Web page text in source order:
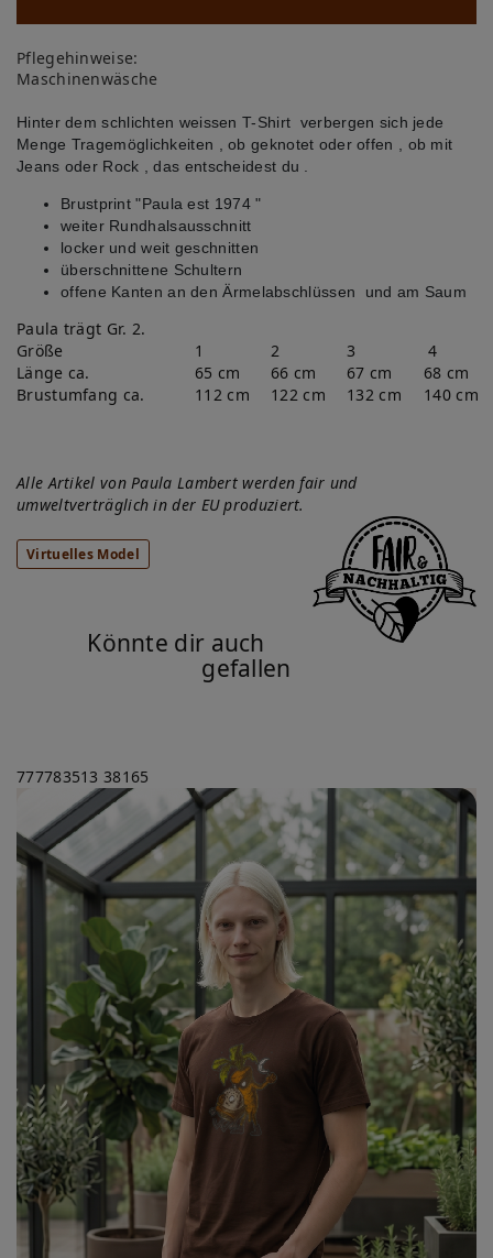
Pflegehinweise:
Maschinenwäsche
Hinter dem schlichten weissen T-Shirt verbergen sich jede
Menge Tragemöglichkeiten , ob geknotet oder offen , ob mit
Jeans oder Rock , das entscheidest du .
Brustprint "Paula est 1974 "
weiter Rundhalsausschnitt
locker und weit geschnitten
überschnittene Schultern
offene Kanten an den Ärmelabschlüssen und am Saum
Paula trägt Gr. 2.
Größe
1 2 3
4
Länge ca.
65 cm 66 cm 67 cm
68 cm
Brustumfang ca.
112 cm 122 cm 132 cm 140 cm
Alle Artikel von Paula Lambert werden fair und
umweltverträglich in der EU produziert.
Virtuelles Model
Könnte dir auch
gefallen
777783513 38165